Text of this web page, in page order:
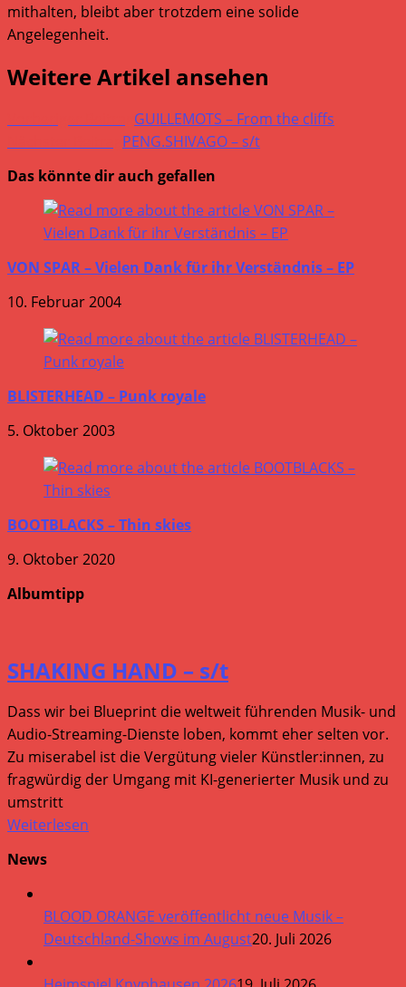
mithalten, bleibt aber trotzdem eine solide
Angelegenheit.
Weitere Artikel ansehen
GUILLEMOTS – From the cliffs
PENG.SHIVAGO – s/t
Das könnte dir auch gefallen
VON SPAR – Vielen Dank für ihr Verständnis – EP
10. Februar 2004
BLISTERHEAD – Punk royale
5. Oktober 2003
BOOTBLACKS – Thin skies
9. Oktober 2020
Albumtipp
SHAKING HAND – s/t
Dass wir bei Blueprint die weltweit führenden Musik- und
Audio-Streaming-Dienste loben, kommt eher selten vor.
Zu miserabel ist die Vergütung vieler Künstler:innen, zu
fragwürdig der Umgang mit KI-generierter Musik und zu
umstritt
Weiterlesen
News
BLOOD ORANGE veröffentlicht neue Musik –
Deutschland-Shows im August20. Juli 2026